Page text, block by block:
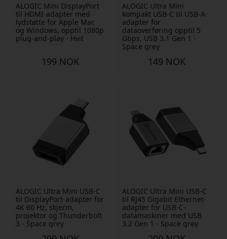
ALOGIC Mini DisplayPort
til HDMI-adapter med
lydstøtte for Apple Mac
og Windows, opptil 1080p
plug-and-play - Hvit
199 NOK
ALOGIC Ultra Mini
kompakt USB-C til USB-A-
adapter for
dataoverføring opptil 5
Gbps, USB 3.1 Gen 1 -
Space grey
149 NOK
ALOGIC Ultra Mini USB-C
til DisplayPort-adapter for
4K 60 Hz, skjerm,
projektor og Thunderbolt
3 - Space grey
ALOGIC Ultra Mini USB-C
til RJ45 Gigabit Ethernet-
adapter for USB-C-
datamaskiner med USB
3.2 Gen 1 - Space grey